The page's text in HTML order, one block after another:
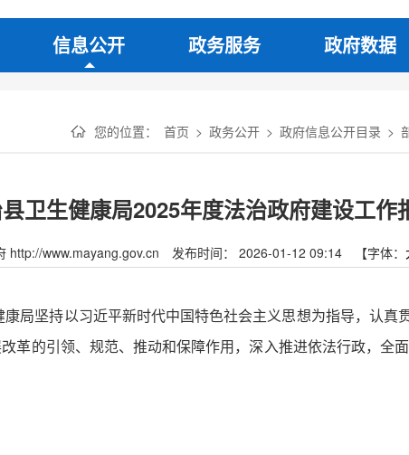
信息公开 政务服务 政府数据
您的位置： 首页 > 政务公开 > 政府信息公开目录 >
卫生健康局2025年度法治政府建设工作
http://www.mayang.gov.cn 发布时间： 2026-01-12 09:14 【字体：
局坚持以习近平新时代中国特色社会主义思想为指导，认真
革的引领、规范、推动和保障作用，深入推进依法行政，全